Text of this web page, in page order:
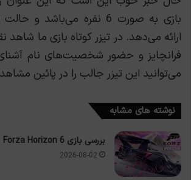
ارائه می‌دهد. در تیزر کوتاه بازی ما
فرانچایز و حضور شخصیت‌های نام
می‌توانید این تیزر جالب را در پائین
نوشته های مشابه
بررسی بازی Forza Horizon 6
2026-08-02